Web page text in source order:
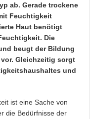
ab. Gerade trockene
Feuchtigkeit
Haut benötigt
Die
beugt der Bildung
Gleichzeitig sorgt
und
ist eine Sache von
die Bedürfnisse der